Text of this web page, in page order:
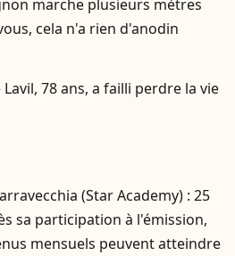
marche plusieurs mètres
cela n'a rien d'anodin
78 ans, a failli perdre la vie
(Star Academy) : 25
sa participation à l'émission,
mensuels peuvent atteindre